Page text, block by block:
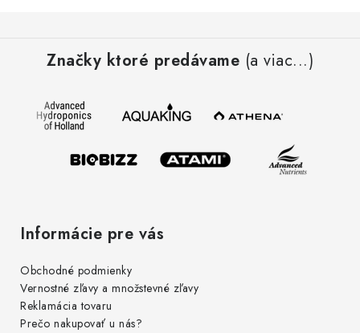
Značky ktoré predávame (a viac...)
Informácie pre vás
Obchodné podmienky
Vernostné zľavy a množstevné zľavy
Reklamácia tovaru
Prečo nakupovať u nás?